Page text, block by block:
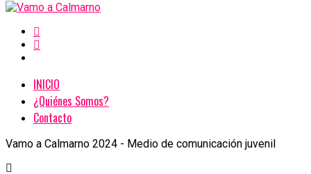
INICIO
¿Quiénes Somos?
Contacto
Vamo a Calmarno 2024 - Medio de comunicación juvenil